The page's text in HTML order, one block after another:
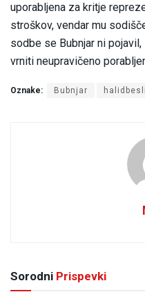
uporabljena za kritje
stroškov, vendar mu
sodbe se Bubnjar ni
vrniti neupravičeno
Oznake: Bubnjar
Sorodni Prispevki